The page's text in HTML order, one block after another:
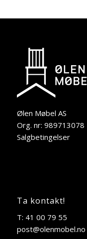
Ølen Møbel AS
Org. nr: 989713078
Salgbetingelser
Ta kontakt!
T: 41 00 79 55
post@olenmobel.no